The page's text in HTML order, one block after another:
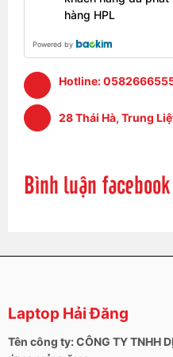
Màn hình và âm thanh
(QHD +). Loại thứ hai
ứng với bề mặt kính
hàng HPL
Powered by
Hotline:
28 Thái Hà, Trung
Bình luận facebook
Laptop Hải Đăng
Tên công ty: CÔNG TY TNHH